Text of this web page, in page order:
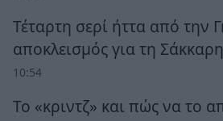
Τέταρτη σερί ήττα από την
αποκλεισμός για τη Σάκκαρη
10:54
Το «κριντζ» και πώς να το